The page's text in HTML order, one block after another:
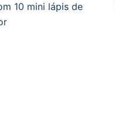
10 mini lápis de